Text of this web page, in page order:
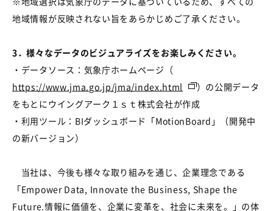
地域情報が反映されない旨をあらかじめご了承ください。
3．様々なデータのビジュアライズをお楽しみください。
・データソース：気象庁ホームページ（
https://www.jma.go.jp/jma/index.html
）の公開データ
をもとにウイングアーク１ｓｔ株式会社が作成
・利用ツール：BIダッシュボード「MotionBoard」（開発中
の新バージョン）
当社は、今後も様々な取り組みを通じ、企業理念である
「Empower Data, Innovate the Business, Shape the
Future.情報に価値を、企業に変革を、社会に未来を。」の体